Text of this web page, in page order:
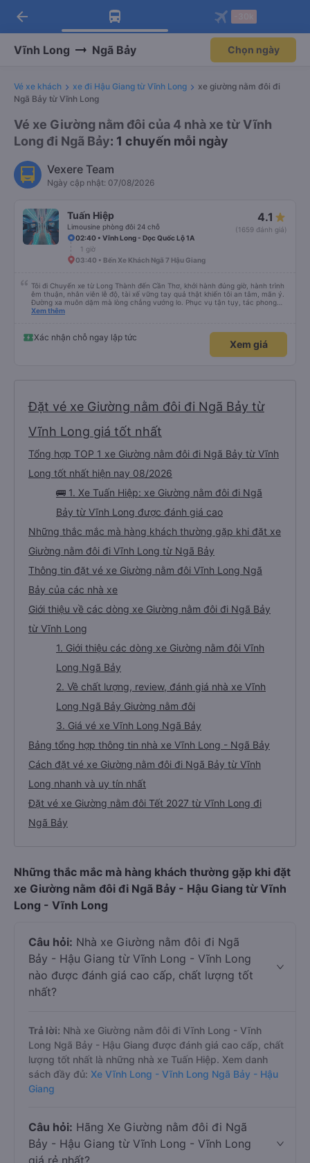
Tải app Vexere ngay!
Nhận ưu đãi thành viên độc
Mở app
Tải app Vexere
-30k/ghế khi đặt vé máy bay qua
Mở app
arrow_back
Vĩnh Long Ngã Bảy Chọn ngày
Vé xe khách xe đi Hậu Giang từ Vĩnh Long
xe giường nằm đôi đi
Ngã Bảy từ Vĩnh Long
Vé xe Giường nằm đôi của 4 nhà xe từ Vĩnh
Long đi Ngã Bảy: 1 chuyến mỗi ngày
Vexere Team
Ngày cập nhật: 07/08/2026
Tuấn Hiệp
Limousine phòng đôi 24 chỗ
4.1
(1659 đánh giá)
02:40 • Vĩnh Long - Dọc Quốc Lộ 1A
1 giờ
03:40 • Bến Xe Khách Ngã 7 Hậu Giang
Tôi đi Chuyến xe từ Long Thành đến Cần Thơ, khởi hành đúng giờ, hành trình
êm thuận, nhân viên lễ độ, tài xế vững tay quả thật khiến tôi an tâm, mãn ý.
Đường xa muôn dặm mà lòng chẳng vướng lo. Phục vụ tận tụy, tác phong
nghiêm cẩn, hiếm thấy giữa thời buổi kim tiền vội vã. Xã hội loạn đạo. Xin gửi
Xem thêm
Xác nhận chỗ ngay lập tức
Xem giá
Đặt vé xe Giường nằm đôi đi Ngã Bảy từ
Vĩnh Long giá tốt nhất
Tổng hợp TOP 1 xe Giường nằm đôi đi Ngã Bảy từ Vĩnh
Long tốt nhất hiện nay 08/2026
🚌 1. Xe Tuấn Hiệp: xe Giường nằm đôi đi Ngã
Bảy từ Vĩnh Long được đánh giá cao
Những thắc mắc mà hàng khách thường gặp khi đặt xe
Giường nằm đôi đi Vĩnh Long từ Ngã Bảy
Thông tin đặt vé xe Giường nằm đôi Vĩnh Long Ngã
Bảy của các nhà xe
Giới thiệu về các dòng xe Giường nằm đôi đi Ngã Bảy
từ Vĩnh Long
1. Giới thiệu các dòng xe Giường nằm đôi Vĩnh
Long Ngã Bảy
2. Về chất lượng, review, đánh giá nhà xe Vĩnh
Long Ngã Bảy Giường nằm đôi
3. Giá vé xe Vĩnh Long Ngã Bảy
Bảng tổng hợp thông tin nhà xe Vĩnh Long - Ngã Bảy
Cách đặt vé xe Giường nằm đôi đi Ngã Bảy từ Vĩnh
Long nhanh và uy tín nhất
Đặt vé xe Giường nằm đôi Tết 2027 từ Vĩnh Long đi
Ngã Bảy
Những thắc mắc mà hàng khách thường gặp khi đặt
xe Giường nằm đôi đi Ngã Bảy - Hậu Giang từ Vĩnh
Long - Vĩnh Long
Câu hỏi: Nhà xe Giường nằm đôi đi Ngã
Bảy - Hậu Giang từ Vĩnh Long - Vĩnh Long
nào được đánh giá cao cấp, chất lượng tốt
nhất?
Trả lời: Nhà xe Giường nằm đôi đi Vĩnh Long - Vĩnh
Long Ngã Bảy - Hậu Giang được đánh giá cao cấp, chất
lượng tốt nhất là những nhà xe Tuấn Hiệp. Xem danh
sách đầy đủ: Xe Vĩnh Long - Vĩnh Long Ngã Bảy - Hậu
Giang
Câu hỏi: Hãng Xe Giường nằm đôi đi Ngã
Bảy - Hậu Giang từ Vĩnh Long - Vĩnh Long
giá rẻ nhất?